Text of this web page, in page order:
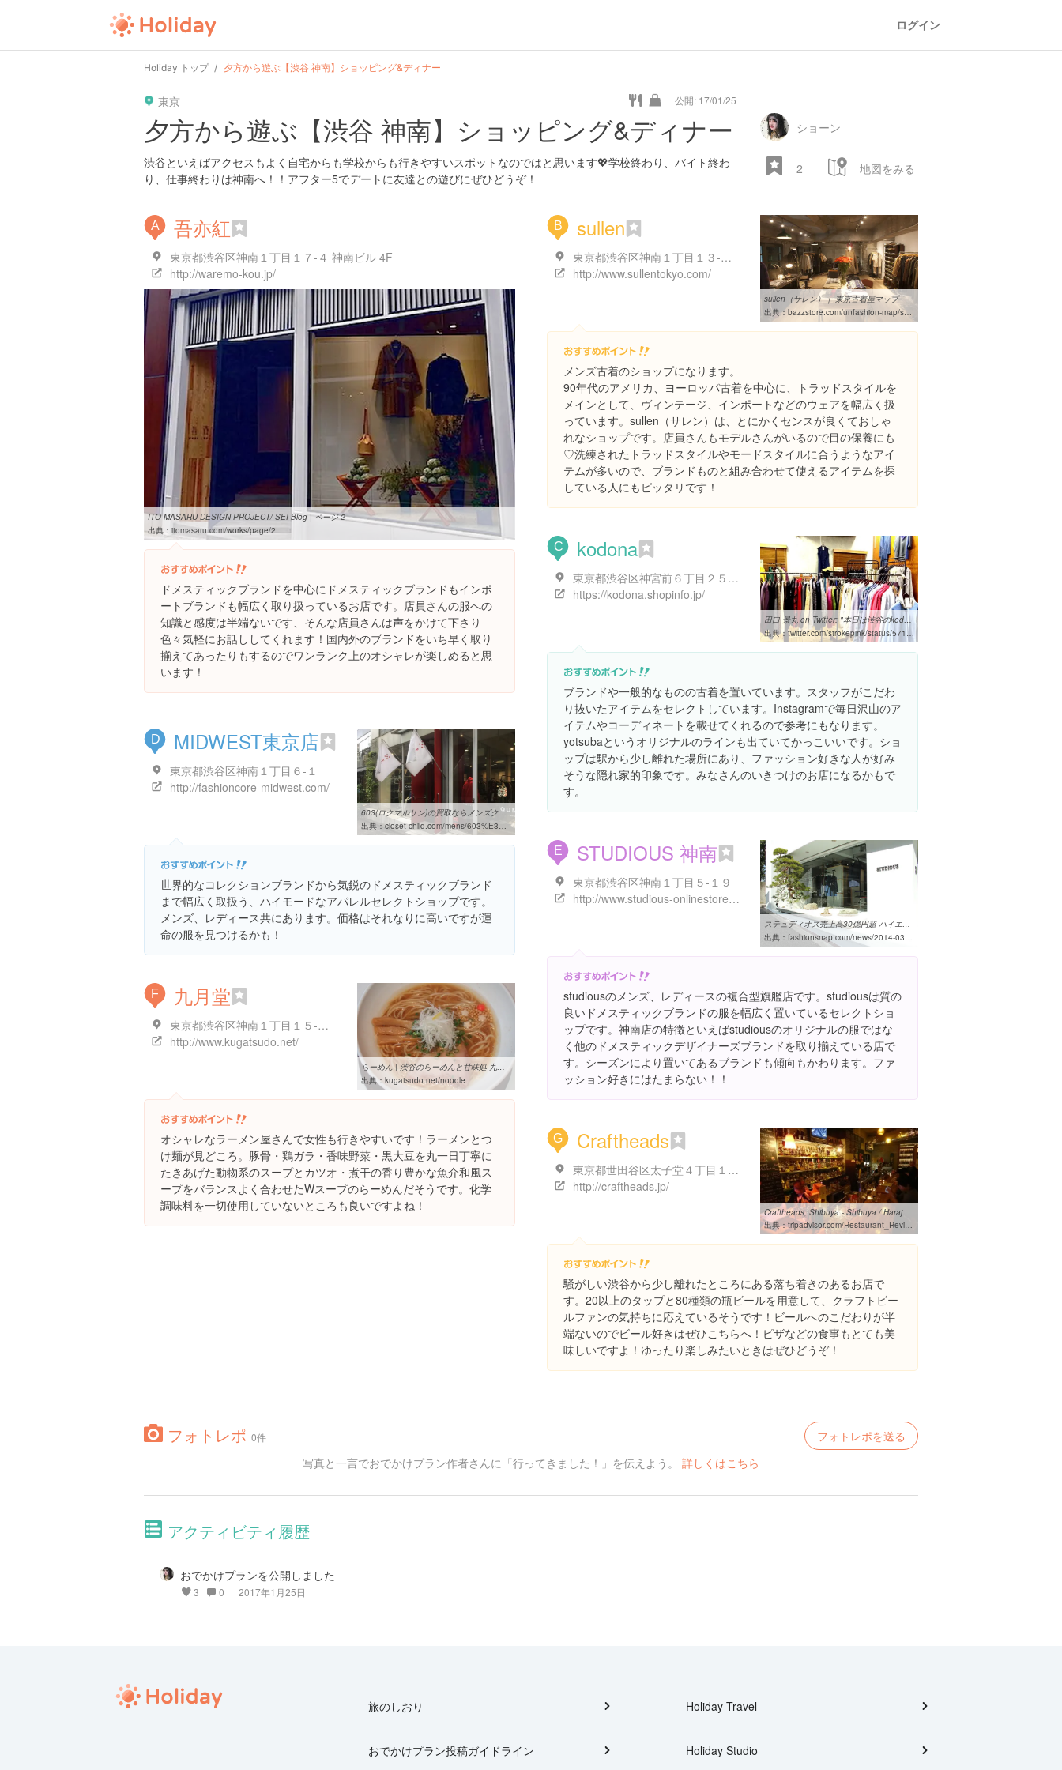
ログイン
Holiday トップ 夕方から遊ぶ【渋谷 神南】ショッピング&ディナー
東京 公開: 17/01/25
夕方から遊ぶ【渋谷 神南】ショッピング&ディナー
渋谷といえばアクセスもよく自宅からも学校からも行きやすいスポットなのではと思います💖学校終わり、バイト終わ
り、仕事終わりは神南へ！！アフター5でデートに友達との遊びにぜひどうぞ！
ショーン
2 地図をみる
A 吾亦紅
東京都渋谷区神南１丁目１７-４ 神南ビル 4F
http://waremo-kou.jp/
ITO MASARU DESIGN PROJECT/ SEI Blog | ページ 2
出典： itomasaru.com/works/page/2
ドメスティックブランドを中心にドメスティックブランドもインポ
ートブランドも幅広く取り扱っているお店です。店員さんの服への
知識と感度は半端ないです、そんな店員さんは声をかけて下さり
色々気軽にお話ししてくれます！国内外のブランドをいち早く取り
揃えてあったりもするのでワンランク上のオシャレが楽しめると思
います！
B sullen
東京都渋谷区神南１丁目１３-１２ 神南ハウス 2F
http://www.sullentokyo.com/
sullen（サレン）｜ 東京古着屋マップ
出典：bazzstore.com/unfashion-map/sullen
メンズ古着のショップになります。
90年代のアメリカ、ヨーロッパ古着を中心に、トラッドスタイルを
メインとして、ヴィンテージ、インポートなどのウェアを幅広く扱
っています。sullen（サレン）は、とにかくセンスが良くておしゃ
れなショップです。店員さんもモデルさんがいるので目の保養にも
♡洗練されたトラッドスタイルやモードスタイルに合うようなアイ
テムが多いので、ブランドものと組み合わせて使えるアイテムを探
している人にもピッタリです！
C kodona
東京都渋谷区神宮前６丁目２５-８ 神宮前コーポラス 1405
https://kodona.shopinfo.jp/
田口 景丸 on Twitter: "本日は渋谷のkodonaに出勤しております！！ 11 ...
出典： twitter.com/strokepink/status/571252971486388224
ブランドや一般的なものの古着を置いています。スタッフがこだわ
り抜いたアイテムをセレクトしています。Instagramで毎日沢山のア
イテムやコーディネートを載せてくれるので参考にもなります。
yotsubaというオリジナルのラインも出ていてかっこいいです。ショ
ップは駅から少し離れた場所にあり、ファッション好きな人が好み
そうな隠れ家的印象です。みなさんのいきつけのお店になるかもで
す。
D MIDWEST東京店
東京都渋谷区神南１丁目６-１
http://fashioncore-midwest.com/
603(ロクマルサン)の買取ならメンズクローゼットチャイルド ...
出典：closet-child.com/mens/603%E3%83%AD%E3%82%AF%E3%83%9E%E3%83%AB%E3%82%B5%E3%83%B3%E3%81%AE%E8%B2%B7%E5%8F%96%E3%81%AA%E3%82%89%E3%83%A1%E3%83%B3%E3%82%BA%E3%82%AF%E3%83%AD%E3%83%BC%E3%82%BC%E3%83%83%E3%83%88%E3%83%81
世界的なコレクションブランドから気鋭のドメスティックブランド
まで幅広く取扱う、ハイモードなアパレルセレクトショップです。
メンズ、レディース共にあります。価格はそれなりに高いですが運
命の服を見つけるかも！
E STUDIOUS 神南
東京都渋谷区神南１丁目５-１９
http://www.studious-onlinestore.com/user_data/shop_jinnan.php
ステュディオス売上高30億円超 ハイエンド業態の神南店も好調 ...
出典： fashionsnap.com/news/2014-03-14/studious-1402sales
studiousのメンズ、レディースの複合型旗艦店です。studiousは質の
良いドメスティックブランドの服を幅広く置いているセレクトショ
ップです。神南店の特徴といえばstudiousのオリジナルの服ではな
く他のドメスティックデザイナーズブランドを取り揃えている店で
す。シーズンにより置いてあるブランドも傾向もかわります。ファ
ッション好きにはたまらない！！
F 九月堂
東京都渋谷区神南１丁目１５-１２ 佐藤ビル 2F
http://www.kugatsudo.net/
らーめん | 渋谷のらーめんと甘味処 九月堂 公式サイト
出典： kugatsudo.net/noodle
オシャレなラーメン屋さんで女性も行きやすいです！ラーメンとつ
け麺が見どころ。豚骨・鶏ガラ・香味野菜・黒大豆を丸一日丁寧に
たきあげた動物系のスープとカツオ・煮干の香り豊かな魚介和風ス
ープをバランスよく合わせたWスープのらーめんだそうです。化学
調味料を一切使用していないところも良いですよね！
G Craftheads
東京都世田谷区太子堂４丁目１８-４
http://craftheads.jp/
Craftheads, Shibuya - Shibuya / Harajuku / Ebisu - Restaurant ...
出典：tripadvisor.com/Restaurant_Review-g1066456-d3501522-Reviews-Craftheads-Shibuya_Tokyo_Tokyo_Prefecture_Kanto.html
騒がしい渋谷から少し離れたところにある落ち着きのあるお店で
す。20以上のタップと80種類の瓶ビールを用意して、クラフトビー
ルファンの気持ちに応えているそうです！ビールへのこだわりが半
端ないのでビール好きはぜひこちらへ！ピザなどの食事もとても美
味しいですよ！ゆったり楽しみたいときはぜひどうぞ！
フォトレポ 0件
フォトレポを送る
写真と一言でおでかけプラン作者さんに「行ってきました！」を伝えよう。 詳しくはこちら
アクティビティ履歴
おでかけプランを公開しました
3 0 2017年1月25日
旅のしおり
おでかけプラン投稿ガイドライン
Holiday Travel
Holiday Studio